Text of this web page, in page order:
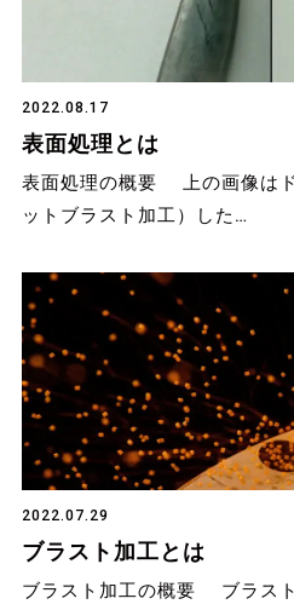
2022.08.17
表面処理とは
表面処理の概要 上の画像は
ットブラスト加工）した…
2022.07.29
ブラスト加工とは
ブラスト加工の概要 ブラス